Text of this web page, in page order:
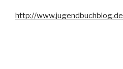
http://www.jugendbuchblog.de